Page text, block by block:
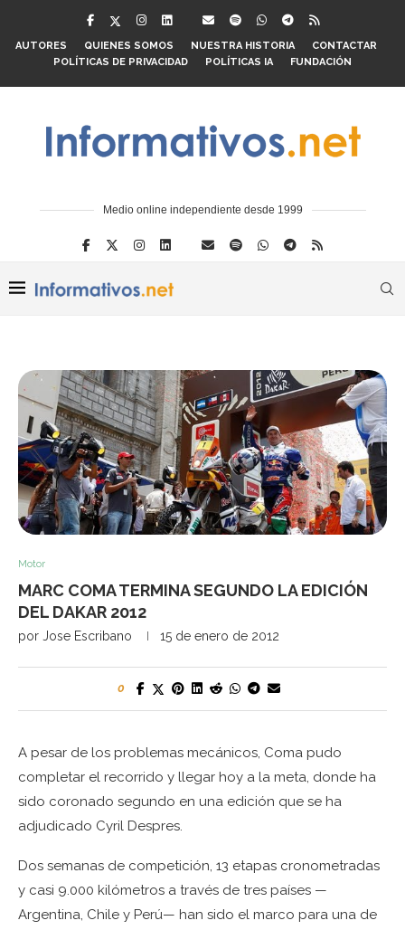
AUTORES QUIENES SOMOS NUESTRA HISTORIA
CONTACTAR
POLÍTICAS DE PRIVACIDAD
POLÍTICAS IA FUNDACIÓN
Medio online independiente desde 1999
Motor
MARC COMA TERMINA SEGUNDO LA EDICIÓN
DEL DAKAR 2012
por Jose Escribano 15 de enero de 2012
0
A pesar de los problemas mecánicos, Coma pudo
completar el recorrido y llegar hoy a la meta, donde ha
sido coronado segundo en una edición que se ha
adjudicado Cyril Despres.
Dos semanas de competición, 13 etapas cronometradas
y casi 9.000 kilómetros a través de tres países —
Argentina, Chile y Perú— han sido el marco para una de